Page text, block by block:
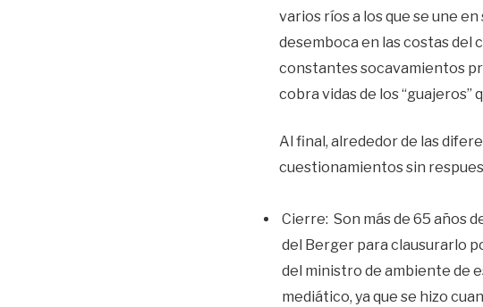
varios ríos a los que se une
desemboca en las costas del
constantes socavamientos
cobra vidas de los “guajeros”
Al final, alrededor de las
cuestionamientos sin
Cierre: Son más de 65 años
del Berger para clausurarlo
del ministro de ambiente de
mediático, ya que se hizo